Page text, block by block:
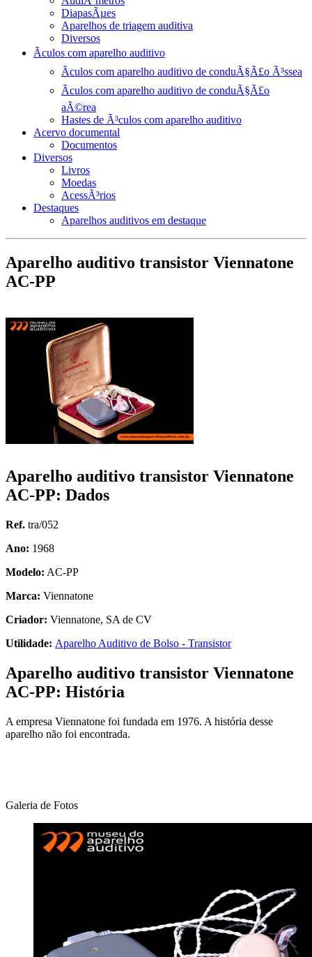
DiapasÃµes
Aparelhos de triagem auditiva
Diversos
Ãculos com aparelho auditivo
Ãculos com aparelho auditivo de conduÃ§Ã£o Ã³ssea
Ãculos com aparelho auditivo de conduÃ§Ã£o
aÃ©rea
Hastes de Ã³culos com aparelho auditivo
Acervo documental
Documentos
Diversos
Livros
Moedas
AcessÃ³rios
Destaques
Aparelhos auditivos em destaque
Aparelho auditivo transistor Viennatone
AC-PP
Aparelho auditivo transistor Viennatone
AC-PP: Dados
Ref. tra/052
Ano: 1968
Modelo: AC-PP
Marca: Viennatone
Criador: Viennatone, SA de CV
Utilidade: Aparelho Auditivo de Bolso - Transistor
Aparelho auditivo transistor Viennatone
AC-PP: História
A empresa Viennatone foi fundada em 1976. A história desse
aparelho não foi encontrada.
Galeria de Fotos